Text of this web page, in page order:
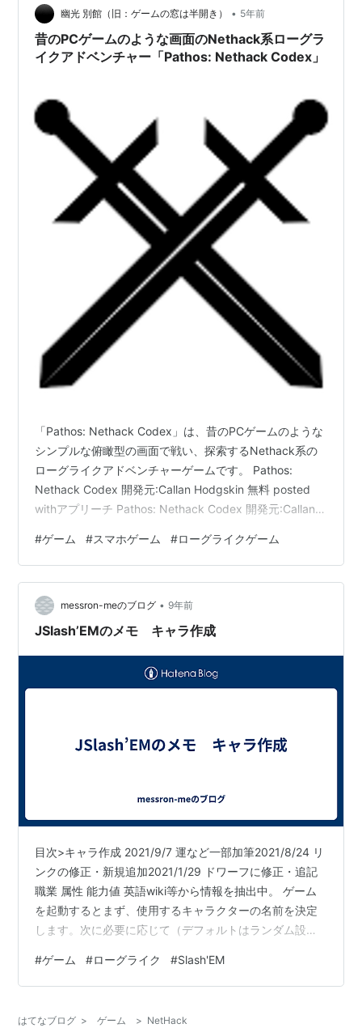
幽光 別館（旧：ゲームの窓は半開き） • 5年前
昔のPCゲームのような画面のNethack系ローグラ
イクアドベンチャー「Pathos: Nethack Codex」
「Pathos: Nethack Codex」は、昔のPCゲームのような
シンプルな俯瞰型の画面で戦い、探索するNethack系の
ローグライクアドベンチャーゲームです。 Pathos:
Nethack Codex 開発元:Callan Hodgskin 無料 posted
withアプリーチ Pathos: Nethack Codex 開発元:Callan
すが、日本語化されている模様です。 冒険者、レンジャ
ー、魔法使い、司祭、盗賊、侍、観光客、野蛮人など13
のクラスが用意されており、四角いタイルで構成された
クラシカルなビ…
#ゲーム #スマホゲーム #ローグライクゲーム
messron-meのブログ • 9年前
JSlash’EMのメモ キャラ作成
目次>キャラ作成 2021/9/7 運など一部加筆2021/8/24 リ
ンクの修正・新規追加2021/1/29 ドワーフに修正・追記
職業 属性 能力値 英語wiki等から情報を抽出中。 ゲーム
を起動するとまず、使用するキャラクターの名前を決定
します。次に必要に応じて（デフォルトはランダム設
の組み合わせに制限が有ったり、各々に特徴がありま
す。詳細は下記のリンクから。 職業 どの職業を選択する
#ゲーム #ローグライク #Slash'EM
はてなブログ > ゲーム > NetHack